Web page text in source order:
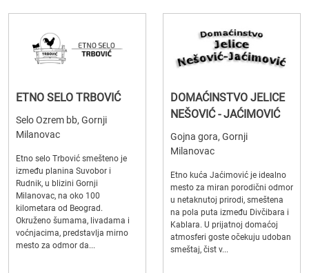
ETNO SELO TRBOVIĆ
Selo Ozrem bb, Gornji
Milanovac
Etno selo Trbović smešteno je
između planina Suvobor i
Rudnik, u blizini Gornji
Milanovac, na oko 100
kilometara od Beograd.
Okruženo šumama, livadama i
voćnjacima, predstavlja mirno
mesto za odmor da...
DOMAĆINSTVO JELICE
NEŠOVIĆ - JAĆIMOVIĆ
Gojna gora, Gornji
Milanovac
Etno kuća Jaćimović je idealno
mesto za miran porodični odmor
u netaknutoj prirodi, smeštena
na pola puta između Divčibara i
Kablara. U prijatnoj domaćoj
atmosferi goste očekuju udoban
smeštaj, čist v...